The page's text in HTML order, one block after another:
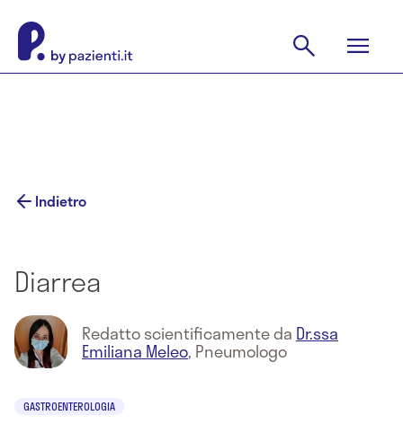
Indietro
Diarrea
Redatto scientificamente da Dr.ssa
Emiliana Meleo, Pneumologo
GASTROENTEROLOGIA